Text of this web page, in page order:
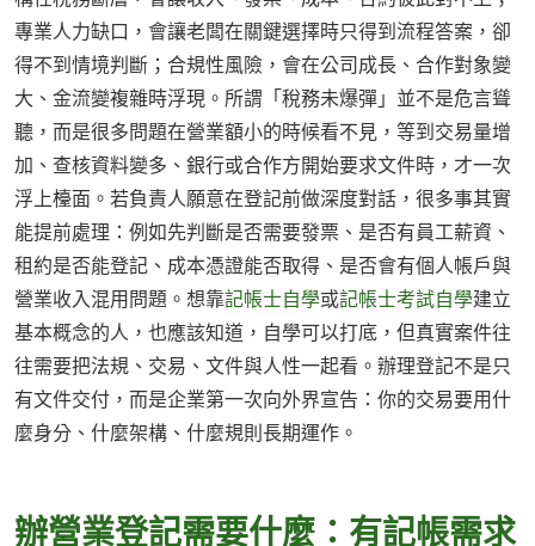
專業人力缺口，會讓老闆在關鍵選擇時只得到流程答案，卻
得不到情境判斷；合規性風險，會在公司成長、合作對象變
大、金流變複雜時浮現。所謂「稅務未爆彈」並不是危言聳
聽，而是很多問題在營業額小的時候看不見，等到交易量增
加、查核資料變多、銀行或合作方開始要求文件時，才一次
浮上檯面。若負責人願意在登記前做深度對話，很多事其實
能提前處理：例如先判斷是否需要發票、是否有員工薪資、
租約是否能登記、成本憑證能否取得、是否會有個人帳戶與
營業收入混用問題。想靠記帳士自學或記帳士考試自學建立
基本概念的人，也應該知道，自學可以打底，但真實案件往
往需要把法規、交易、文件與人性一起看。辦理登記不是只
有文件交付，而是企業第一次向外界宣告：你的交易要用什
麼身分、什麼架構、什麼規則長期運作。
辦營業登記需要什麼：有記帳需求